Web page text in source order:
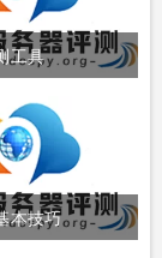
工具
本技巧